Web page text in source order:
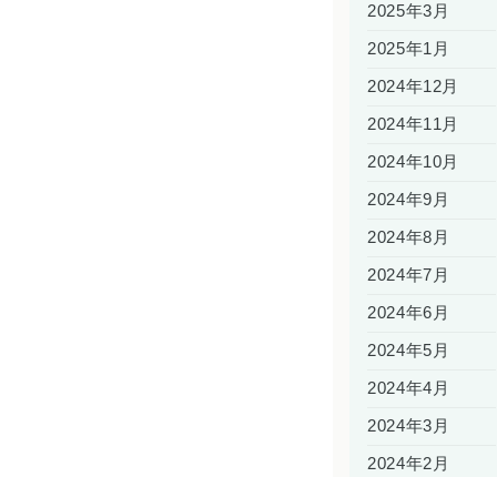
2025年3月
2025年1月
2024年12月
2024年11月
2024年10月
2024年9月
2024年8月
2024年7月
2024年6月
2024年5月
2024年4月
2024年3月
2024年2月